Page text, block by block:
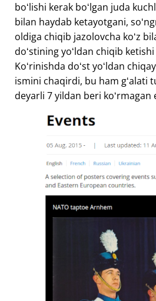
boʻlishi kerak boʻlgan juda
bilan haydab ketayotgani,
oldiga chiqib jazolovcha koʻz
doʻstining yoʻldan chiqib
Koʻrinishda doʻst yoʻldan
ismini chaqirdi, bu ham gʻalati
deyarli 7 yildan beri koʻrmagan